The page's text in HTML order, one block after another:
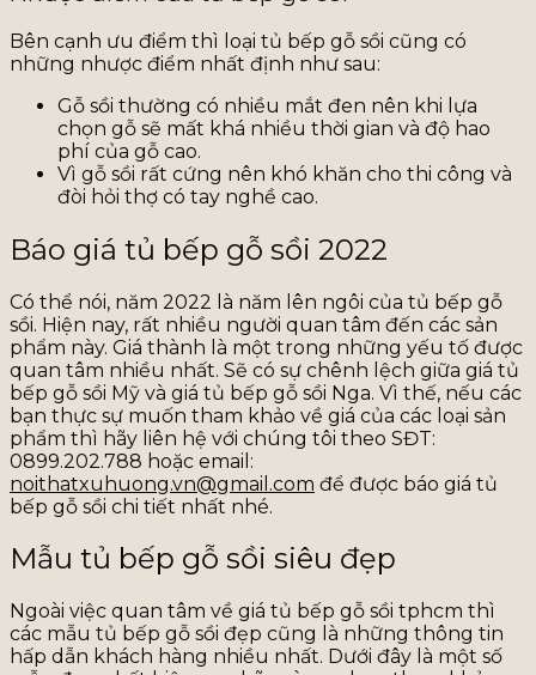
Bên cạnh ưu điểm thì loại tủ bếp gỗ sồi cũng có
những nhược điểm nhất định như sau:
Gỗ sồi thường có nhiều mắt đen nên khi lựa
chọn gỗ sẽ mất khá nhiều thời gian và độ hao
phí của gỗ cao.
Vì gỗ sồi rất cứng nên khó khăn cho thi công và
đòi hỏi thợ có tay nghề cao.
Báo giá tủ bếp gỗ sồi 2022
Có thể nói, năm 2022 là năm lên ngôi của tủ bếp gỗ
sồi. Hiện nay, rất nhiều người quan tâm đến các sản
phẩm này. Giá thành là một trong những yếu tố được
quan tâm nhiều nhất. Sẽ có sự chênh lệch giữa giá tủ
bếp gỗ sồi Mỹ và giá tủ bếp gỗ sồi Nga. Vì thế, nếu các
bạn thực sự muốn tham khảo về giá của các loại sản
phẩm thì hãy liên hệ với chúng tôi theo SĐT:
0899.202.788 hoặc email:
noithatxuhuong.vn@gmail.com để được báo giá tủ
bếp gỗ sồi chi tiết nhất nhé.
Mẫu tủ bếp gỗ sồi siêu đẹp
Ngoài việc quan tâm về giá tủ bếp gỗ sồi tphcm thì
các mẫu tủ bếp gỗ sồi đẹp cũng là những thông tin
hấp dẫn khách hàng nhiều nhất. Dưới đây là một số